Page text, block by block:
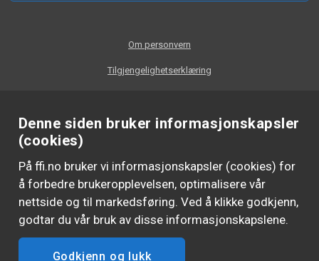
Denne siden bruker informasjonskapsler
(cookies)
På ffi.no bruker vi informasjonskapsler (cookies) for
å forbedre brukeropplevelsen, optimalisere vår
nettside og til markedsføring. Ved å klikke godkjenn,
godtar du vår bruk av disse informasjonskapslene.
Godkjenn og lukk
Om personvern
Tilgjengelighetserklæring